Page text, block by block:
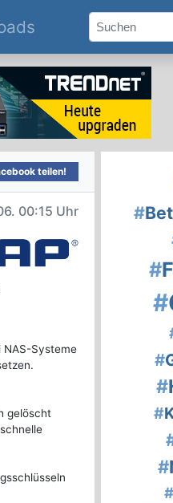
teilen!
00:15 Uhr
Systeme
gelöscht
#
#
#
#
#
#
#
#